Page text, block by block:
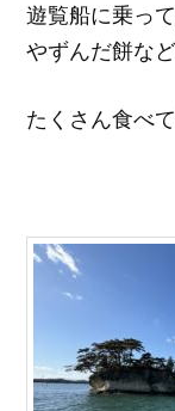
遊覧船に乗っ
やずんだ餅な
たくさん食べ